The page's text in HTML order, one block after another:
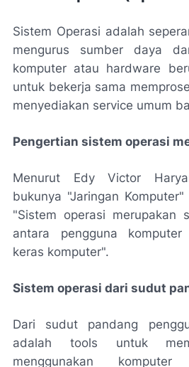
Sistem Operasi adalah
mengurus sumber daya
komputer atau hardware
untuk bekerja sama
menyediakan service umum
Pengertian sistem operasi
Menurut Edy Victor
bukunya "Jaringan
"Sistem operasi merupakan
antara pengguna
keras komputer".
Sistem operasi dari sudut
Dari sudut pandang
adalah tools untuk
menggunakan